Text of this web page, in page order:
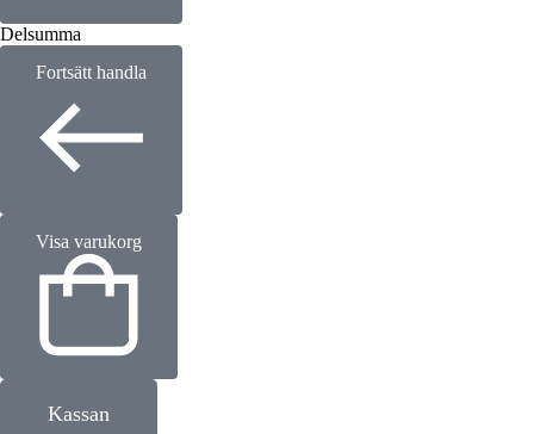
Delsumma
Fortsätt handla
Visa varukorg
Kassan